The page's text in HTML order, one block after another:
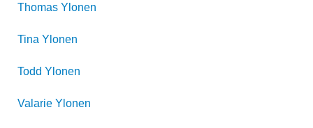
Thomas Ylonen
Tina Ylonen
Todd Ylonen
Valarie Ylonen